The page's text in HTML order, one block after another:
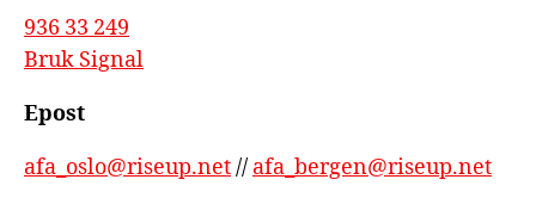
936 33 249
Bruk Signal
Epost
afa_oslo@riseup.net// afa_bergen@riseup.net